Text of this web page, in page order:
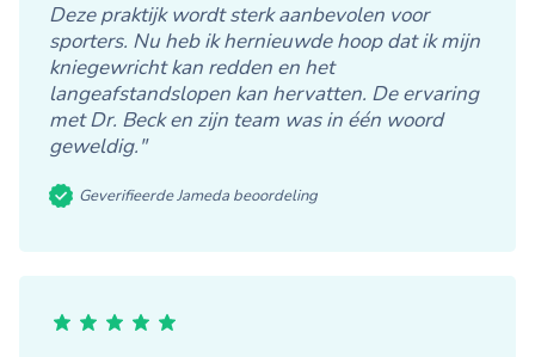
Deze praktijk wordt sterk aanbevolen voor
sporters. Nu heb ik hernieuwde hoop dat ik mijn
kniegewricht kan redden en het
langeafstandslopen kan hervatten. De ervaring
met Dr. Beck en zijn team was in één woord
geweldig."
Geverifieerde Jameda beoordeling